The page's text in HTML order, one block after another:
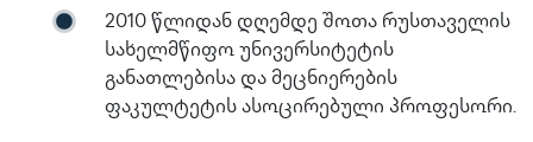
2010 წლიდან დღემდე შოთა რუსთაველის
სახელმწიფო უნივერსიტეტის
განათლებისა და მეცნიერების
ფაკულტეტის ასოცირებული პროფესორი.